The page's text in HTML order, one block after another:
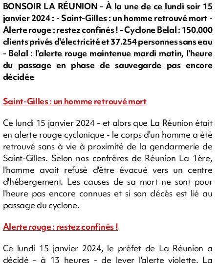
BONSOIR LA RÉUNION - À la une de ce lundi soir 15
janvier 2024 : - Saint-Gilles : un homme retrouvé mort -
Alerte rouge : restez confinés ! - Cyclone Belal : 150.000
clients privés d'électricité et 37.254 personnes sans eau
- Belal : l'alerte rouge maintenue mardi matin, l'heure
du passage en phase de sauvegarde pas encore
décidée
Saint-Gilles : un homme retrouvé mort
Ce lundi 15 janvier 2024 - et alors que La Réunion était
en alerte rouge cyclonique - le corps d'un homme a été
retrouvé sans à vie à proximité de la gendarmerie de
Saint-Gilles. Selon nos confrères de Réunion La 1ère,
l'homme avait refusé d'être évacué vers un centre
d'hébergement. Les causes de sa mort ne sont pour
l'heure pas encore connues et si son décès est lié au
passage du cyclone.
Alerte rouge : restez confinés !
Ce lundi 15 janvier 2024, le préfet de La Réunion a
décidé - à 13 heures - de lever l'alerte violette. La